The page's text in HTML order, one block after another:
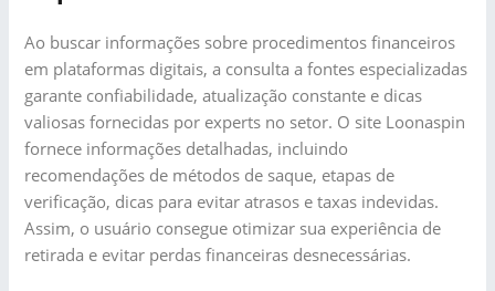
Ao buscar informações sobre procedimentos financeiros
em plataformas digitais, a consulta a fontes especializadas
garante confiabilidade, atualização constante e dicas
valiosas fornecidas por experts no setor. O site Loonaspin
fornece informações detalhadas, incluindo
recomendações de métodos de saque, etapas de
verificação, dicas para evitar atrasos e taxas indevidas.
Assim, o usuário consegue otimizar sua experiência de
retirada e evitar perdas financeiras desnecessárias.